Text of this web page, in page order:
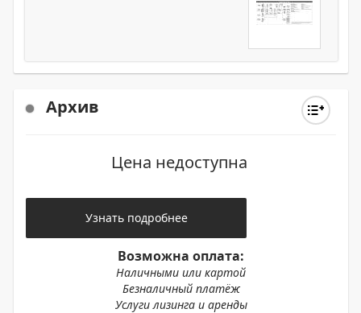
Архив
Цена недоступна
Узнать подробнее
Возможна оплата:
Наличными или картой
Безналичный платёж
Услуги лизинга и аренды